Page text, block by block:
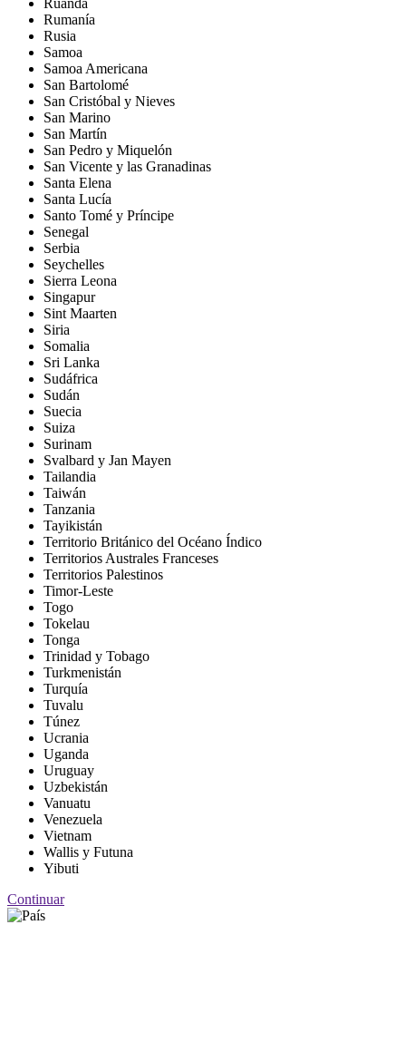
Rumanía
Rusia
Samoa
Samoa Americana
San Bartolomé
San Cristóbal y Nieves
San Marino
San Martín
San Pedro y Miquelón
San Vicente y las Granadinas
Santa Elena
Santa Lucía
Santo Tomé y Príncipe
Senegal
Serbia
Seychelles
Sierra Leona
Singapur
Sint Maarten
Siria
Somalia
Sri Lanka
Sudáfrica
Sudán
Suecia
Suiza
Surinam
Svalbard y Jan Mayen
Tailandia
Taiwán
Tanzania
Tayikistán
Territorio Británico del Océano Índico
Territorios Australes Franceses
Territorios Palestinos
Timor-Leste
Togo
Tokelau
Tonga
Trinidad y Tobago
Turkmenistán
Turquía
Tuvalu
Túnez
Ucrania
Uganda
Uruguay
Uzbekistán
Vanuatu
Venezuela
Vietnam
Wallis y Futuna
Yibuti
Continuar